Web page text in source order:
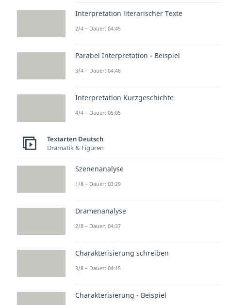
Interpretation literarischer Texte
2/4 – Dauer: 04:45
Parabel Interpretation - Beispiel
3/4 – Dauer: 04:48
Interpretation Kurzgeschichte
4/4 – Dauer: 05:05
Textarten Deutsch
Dramatik & Figuren
Szenenanalyse
1/8 – Dauer: 03:29
Dramenanalyse
2/8 – Dauer: 04:37
Charakterisierung schreiben
3/8 – Dauer: 04:15
Charakterisierung - Beispiel